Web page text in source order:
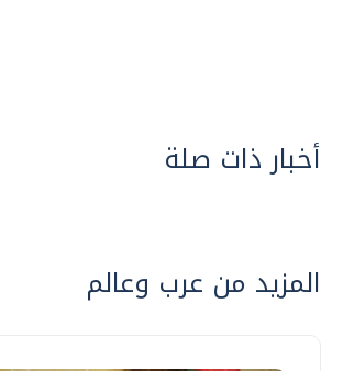
أخبار ذات صلة
المزيد من عرب وعالم